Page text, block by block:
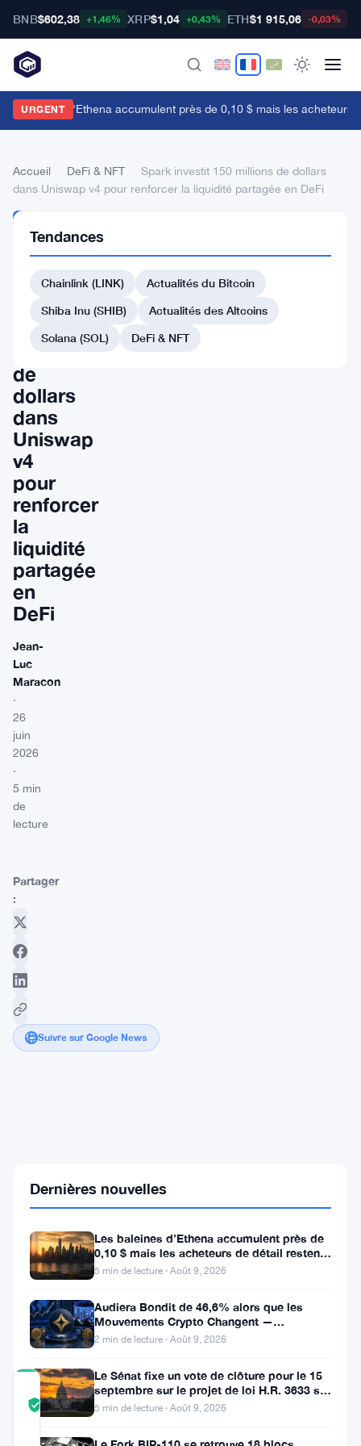
BNB$602,38 +1,46% XRP$1,04 +0,43% ETH$1 915,06 -0,03%
URGENT
baleines d'Ethena accumulent près de 0,10 $ mais les acheteurs
Accueil DeFi & NFT
Spark investit 150 millions de dollars
dans Uniswap v4 pour renforcer la liquidité partagée en DeFi
NFT
Spark
investit
150
millions
de
dollars
dans
Uniswap
v4
pour
renforcer
la
liquidité
partagée
en
DeFi
Jean-
Luc
Maracon
·
26
juin
2026
·
5 min
de
lecture
Partager
:
Suivre sur Google News
Uniswap
pour
renforcer
liquidité
DeFi
COMMUNITY
TRUST
SCORE
Vérifié
Tendances
Chainlink (LINK)
Actualités du Bitcoin
Shiba Inu (SHIB)
Actualités des Altcoins
Solana (SOL)
DeFi & NFT
Dernières nouvelles
Les baleines d’Ethena accumulent près de
0,10 $ mais les acheteurs de détail restent
à l’écart
5 min de lecture · Août 9, 2026
Audiera Bondit de 46,6% alors que les
Mouvements Crypto Changent —
Mouvements Quotidiens 9 Août
2 min de lecture · Août 9, 2026
Le Sénat fixe un vote de clôture pour le 15
septembre sur le projet de loi H.R. 3633 sur
le marché des cryptos
5 min de lecture · Août 9, 2026